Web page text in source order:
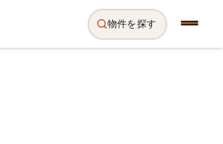
物件を探す